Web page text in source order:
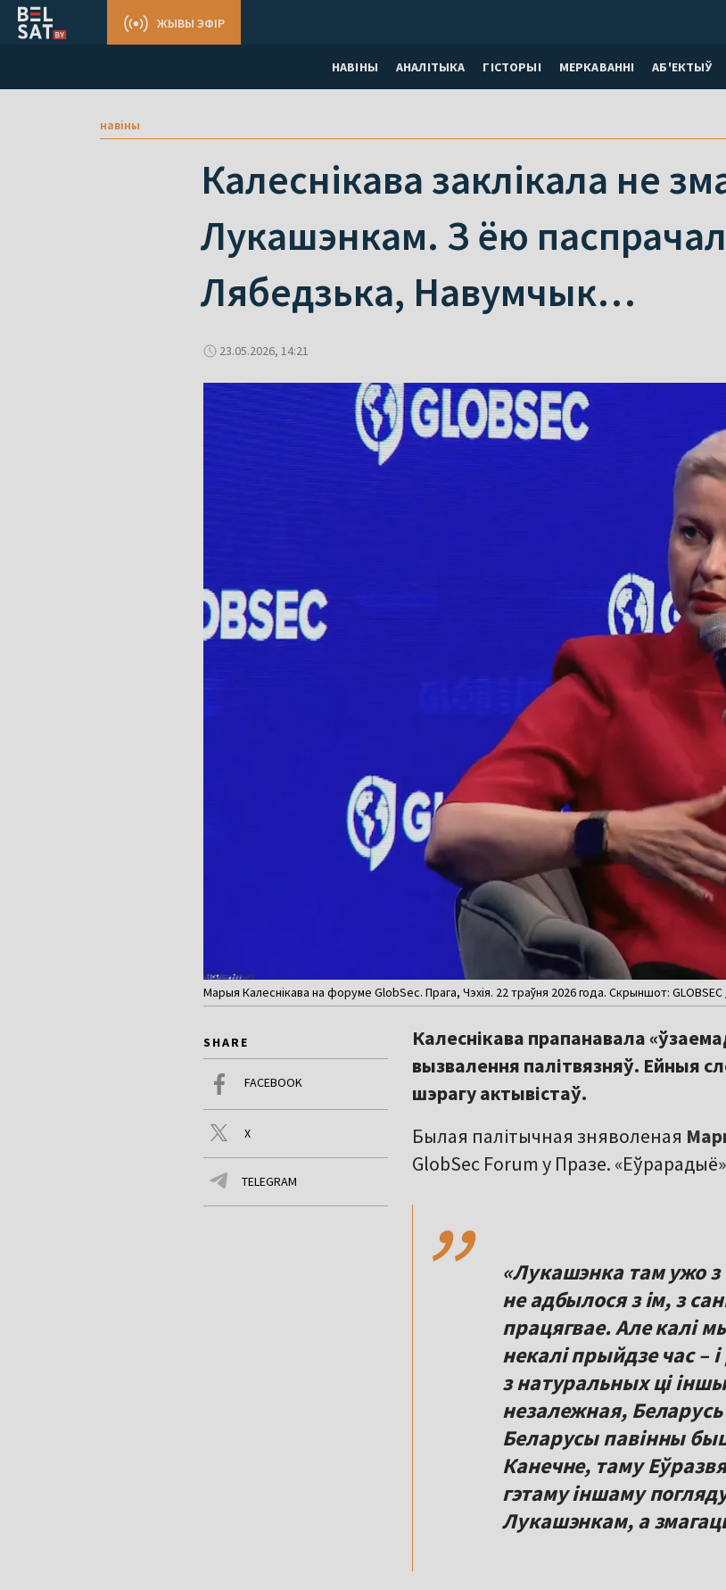
НАВІНЫ АНАЛІТЫКА ГІСТОРЫІ МЕРКАВАННI АБ'ЕКТЫЎ
ЖЫВЫ ЭФІР
навіны
Калеснікава заклікала не
Лукашэнкам. З ёю
Лябедзька, Навумчык…
23.05.2026, 14:21
Марыя Калеснікава на форуме GlobSec. Прага, Чэхія. 22 траўня 2026 года. Скрыншот:
SHARE
FACEBOOK
X
TELEGRAM
Калеснікава прапанавала
вызвалення палітвязняў. Ейныя
шэрагу актывістаў.
Былая палітычная зняволеная
GlobSec Forum у Празе. «Еўрарадыё»
,,
«Лукашэнка там ужо з
не адбылося з ім, з
працягвае. Але калі
некалі прыйдзе час
з натуральных ці
незалежная, Беларусь
Беларусы павінны
Канечне, таму
гэтаму іншаму
Лукашэнкам, а